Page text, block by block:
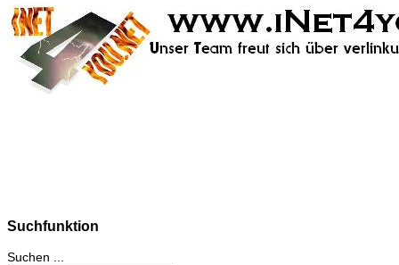
Suchfunktion
Suchen ...